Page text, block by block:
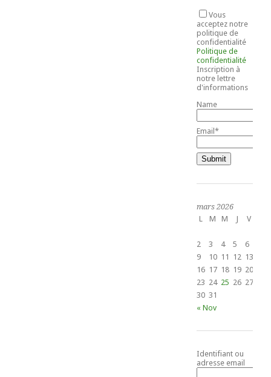
Vous
acceptez notre
politique de
confidentialité
Politique de
confidentialité
Inscription à
notre lettre
d'informations
Name
Email*
mars 2026
L
M M J V
2
3 4 5 6
9
10 11 12 13
16 17 18 19 20
23 24 25 26 27
30 31
« Nov
Identifiant ou
adresse email